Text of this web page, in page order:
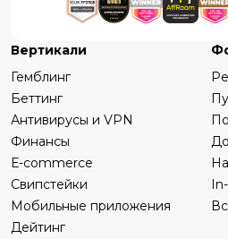
Вертикали
Гемблинг
Беттинг
Антивирусы и VPN
Финансы
Е-commerce
Свипстейки
Мобильные приложения
Дейтинг